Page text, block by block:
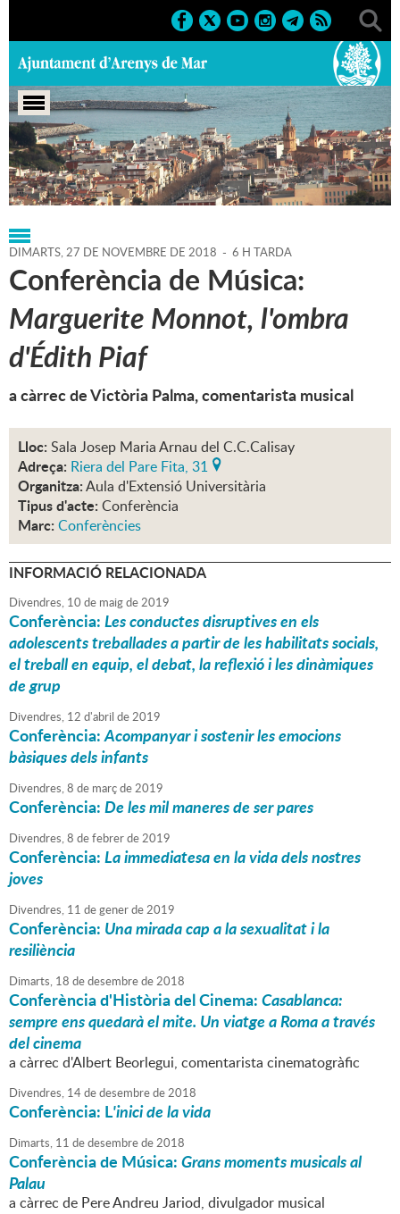
Portada > Regidories > Cultura > Agenda > 27-11-2018
DIMARTS,27 DE NOVEMBRE DE 2018 - 6 H TARDA
Conferència de Música:
Marguerite Monnot, l'ombra
d'Édith Piaf
a càrrec de Victòria Palma, comentarista musical
Lloc: Sala Josep Maria Arnau del C.C.Calisay
Adreça: Riera del Pare Fita, 31
Organitza:Aula d'Extensió Universitària
Tipus d'acte: Conferència
Marc: Conferències
INFORMACIÓ RELACIONADA
Divendres, 10 de maigde2019
Conferència:Les conductes disruptives en els
adolescents treballades a partir de les habilitats socials,
el treball en equip, el debat, la reflexió i les dinàmiques
de grup
Divendres, 12 d'abril de2019
Conferència:Acompanyar i sostenir les emocions
bàsiques dels infants
Divendres,8 de marçde2019
Conferència:De les mil maneres de ser pares
Divendres,8 defebrerde2019
Conferència:La immediatesa en la vida dels nostres
joves
Divendres, 11 degenerde2019
Conferència: Una mirada cap a la sexualitat i la
resiliència
Dimarts, 18 dedesembrede2018
Conferència d'Història del Cinema:Casablanca:
sempre ens quedarà el mite. Un viatge a Roma a través
del cinema
a càrrec d'Albert Beorlegui, comentarista cinematogràfic
Divendres, 14dedesembrede2018
Conferència: L'inici de la vida
Dimarts, 11 dedesembrede2018
Conferència de Música:Grans moments musicals al
Palau
a càrrec de Pere Andreu Jariod, divulgador musical